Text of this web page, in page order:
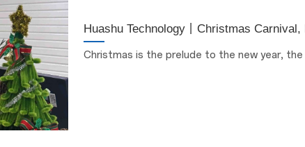
Huashu Technology丨Christmas Carnival,
Christmas is the prelude to the new year,